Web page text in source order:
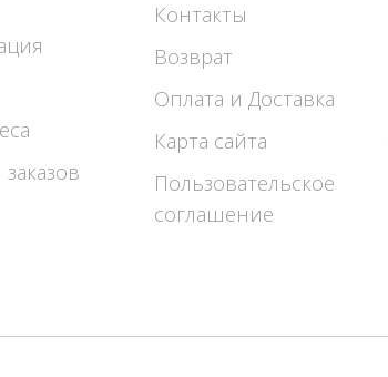
Контакты
Возврат
Оплата и Доставка
Карта сайта
Пользовательское
соглашение